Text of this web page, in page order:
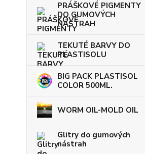
PRÁŠKOVÉ PIGMENTY
DO GUMOVÝCH
NÁSTRAH
TEKUTÉ BARVY DO
PLASTISOLU
BIG PACK PLASTISOL
COLOR 500ML.
WORM OIL-MOLD OIL
Glitry do gumových
nástrah